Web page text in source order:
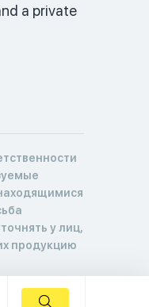
a private
у лиц,
продукцию